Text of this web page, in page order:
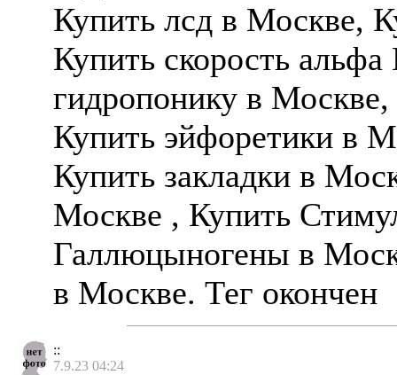
Купить лсд в Москве,
Купить скорость
гидропонику в
Купить эйфоретики в
Купить закладки в
Москве , Купить
Галлюцыногены в
в Москве. Тег окончен
::
7.9.23 04:24